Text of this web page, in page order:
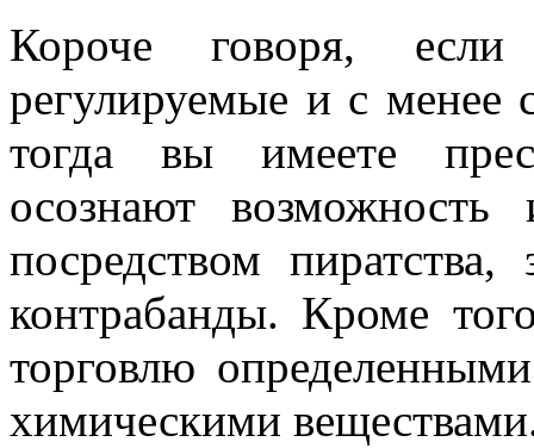
Короче говоря,
регулируемые и с менее
тогда вы имеете
осознают возможность
посредством
контрабанды. Кроме
торговлю
химическими